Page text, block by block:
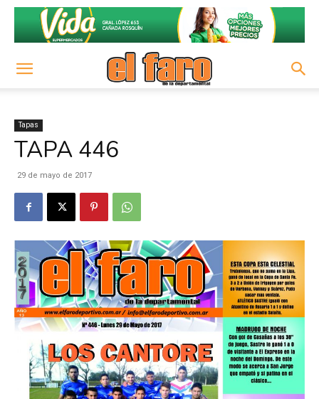
Tapas
TAPA 446
29 de mayo de 2017